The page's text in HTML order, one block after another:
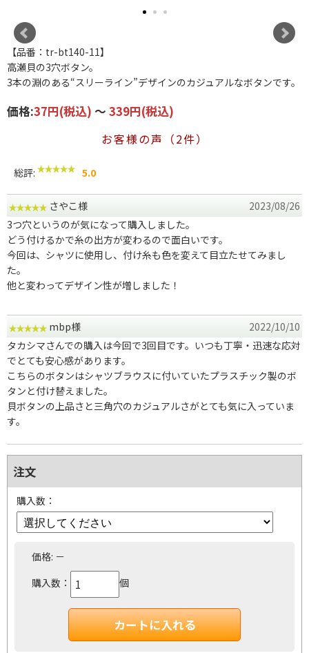
【品番：tr-bt140-11】
高瀬貝の3穴ボタン。
3本の淵のある“スリーライン”デザインのカジュアルなボタンです。
価格:37円(税込) ～ 339円(税込)
お客様の声（2件）
総評: 5.0
さやこ様
2023/08/26
3つ穴というのが気になって購入しました。
どう付けるかで糸の出方が変わるので面白いです。
今回は、シャツに使用し、付け糸も色を変えて目立たせてみまし
た。
他と変わってデザイン性が増しました！
mbp様
2022/10/10
タカシマさんでの購入は今回で3回目です。いつも丁寧・迅速な応対
でとても安心感があります。
こちらのボタンはシャツブラウスに付いていたプラスチック製のボ
タンと付け替えました。
貝ボタンの上品さと三角穴のカジュアルさがとても気に入っていま
す。
注文
購入数：
価格: －
購入数：
個